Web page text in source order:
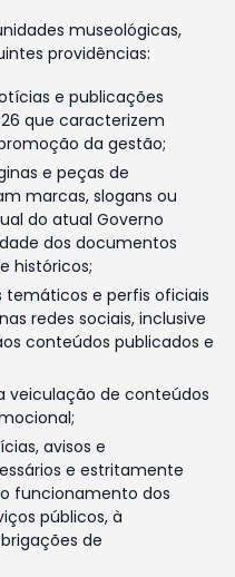
museológicas,
providências:
e publicações
que caracterizem
da gestão;
e peças de
marcas, slogans ou
do atual Governo
dos documentos
históricos;
temáticos e perfis oficiais
redes sociais, inclusive
conteúdos publicados e
veiculação de conteúdos
avisos e
e estritamente
funcionamento dos
públicos, à
de